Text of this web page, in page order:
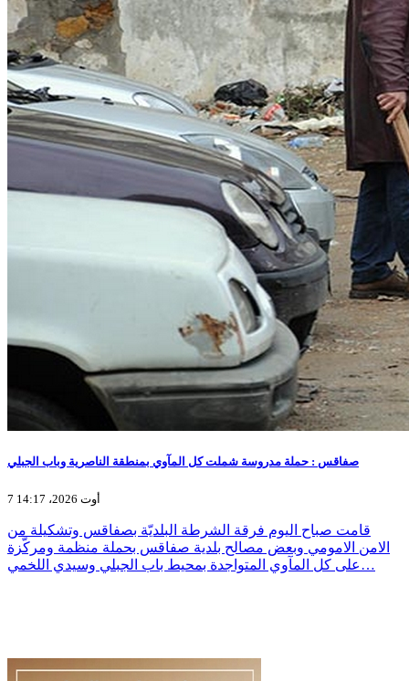
صفاقس : حملة مدروسة شملت كل المآوي بمنطقة الناصرية وباب الجبلي
7 أوت 2026، 14:17
قامت صباح اليوم فرقة الشرطة البلديّة بصفاقس وتشكيلة من
الامن الامومي وبعض مصالح بلدية صفاقس بحملة منظمة ومركّزة
على كل المآوي المتواجدة بمحيط باب الجبلي وسيدي اللخمي…